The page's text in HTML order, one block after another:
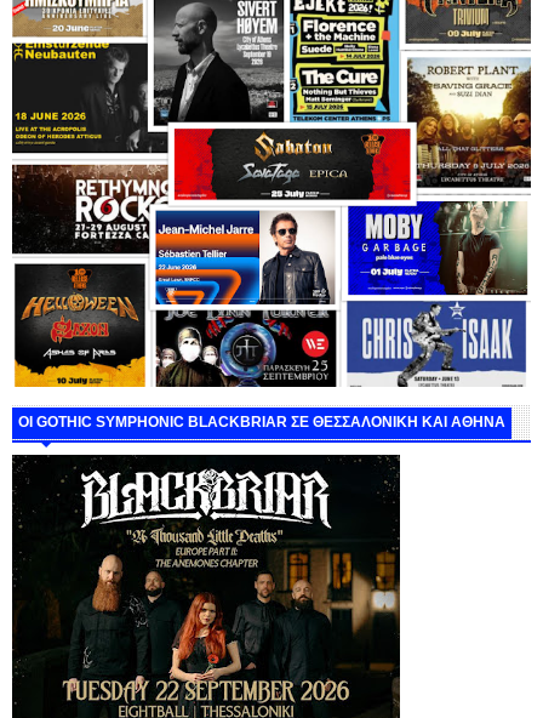
ΟΙ GOTHIC SYMPHONIC BLACKBRIAR ΣΕ ΘΕΣΣΑΛΟΝΙΚΗ ΚΑΙ ΑΘΗΝΑ